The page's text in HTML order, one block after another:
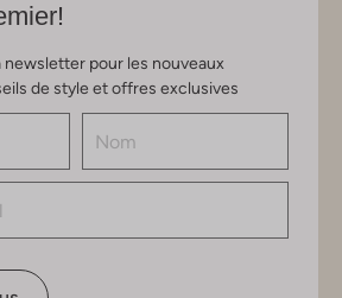
newsletter pour les nouveaux
de style et offres exclusives